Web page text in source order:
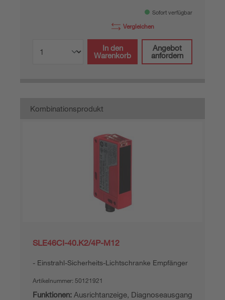
Sofort verfügbar
Vergleichen
In den
Warenkorb
Angebot
anfordern
Kombinationsprodukt
SLE46CI-40.K2/4P-M12
Einstrahl-Sicherheits-Lichtschranke Empfänger
Artikelnummer: 50121921
Funktionen: Ausrichtanzeige, Diagnoseausgang